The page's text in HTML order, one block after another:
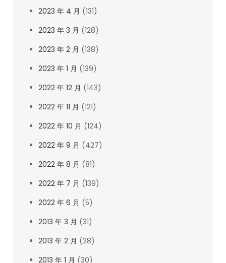
2023 年 4 月 (131)
2023 年 3 月 (128)
2023 年 2 月 (138)
2023 年 1 月 (139)
2022 年 12 月 (143)
2022 年 11 月 (121)
2022 年 10 月 (124)
2022 年 9 月 (427)
2022 年 8 月 (81)
2022 年 7 月 (139)
2022 年 6 月 (5)
2013 年 3 月 (31)
2013 年 2 月 (28)
2013 年 1 月 (30)